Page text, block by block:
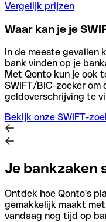
Vergelijk prijzen
Waar kan je je
In de meeste gevallen
bank vinden op je
Met Qonto kun je ook
SWIFT/BIC-zoeker om
geldoverschrijving te
Bekijk onze SWIFT-
Je bankzaken
Ontdek hoe Qonto's
gemakkelijk maakt
vandaag nog tijd op